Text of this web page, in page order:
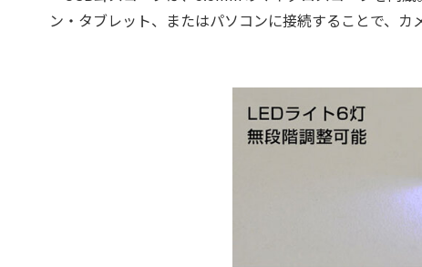
ン・タブレット、またはパソコンに接続することで、カ